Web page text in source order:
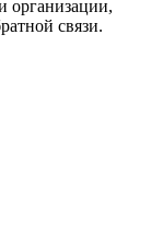
связи.